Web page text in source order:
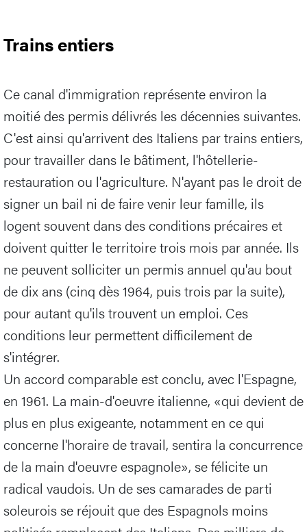
Trains entiers
Ce canal d'immigration représente environ la
moitié des permis délivrés les décennies suivantes.
C'est ainsi qu'arrivent des Italiens par trains entiers,
pour travailler dans le bâtiment, l'hôtellerie-
restauration ou l'agriculture. N'ayant pas le droit de
signer un bail ni de faire venir leur famille, ils
logent souvent dans des conditions précaires et
doivent quitter le territoire trois mois par année. Ils
ne peuvent solliciter un permis annuel qu'au bout
de dix ans (cinq dès 1964, puis trois par la suite),
pour autant qu'ils trouvent un emploi. Ces
conditions leur permettent difficilement de
s'intégrer.
Un accord comparable est conclu, avec l'Espagne,
en 1961. La main-d'oeuvre italienne, «qui devient de
plus en plus exigeante, notamment en ce qui
concerne l'horaire de travail, sentira la concurrence
de la main d'oeuvre espagnole», se félicite un
radical vaudois. Un de ses camarades de parti
soleurois se réjouit que des Espagnols moins